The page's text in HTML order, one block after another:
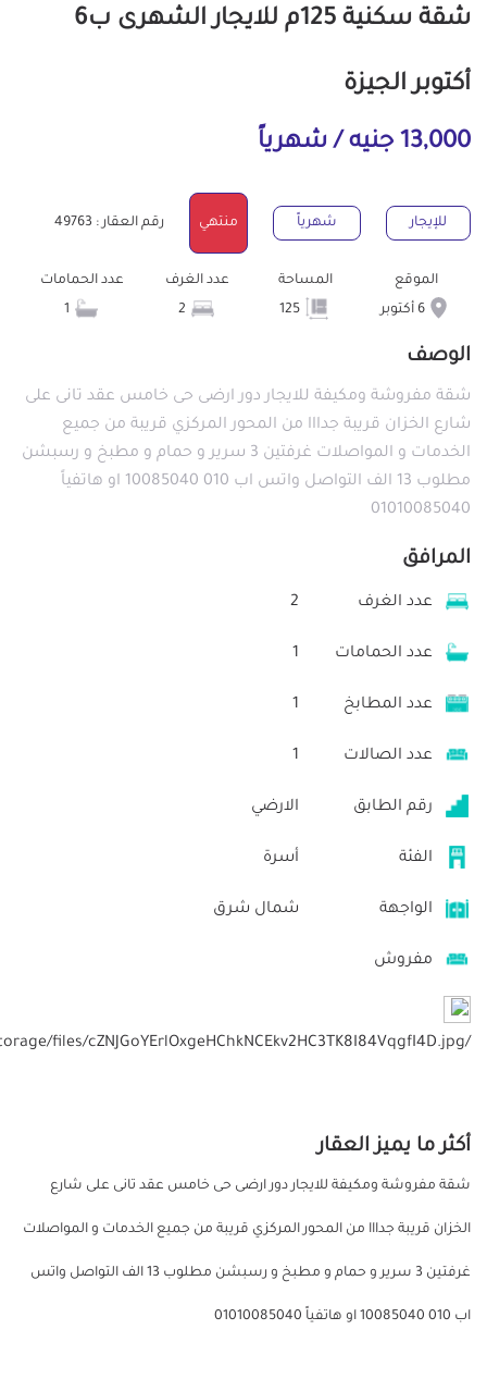
شقة سكنية 125م للايجار الشهرى ب6
أكتوبر الجيزة
13,000 جنيه / شهرياً
للإيجار شهرياً منتهي رقم العقار : 49763
الموقع
6 أكتوبر
المساحة
عدد الغرف
عدد الحمامات
الوصف
شقة مفروشة ومكيفة للايجار دور ارضى حى خامس عقد تانى على
شارع الخزان قريبة جدااا من المحور المركزي قريبة من جميع
الخدمات و المواصلات غرفتين 3 سرير و حمام و مطبخ و رسبشن
مطلوب 13 الف التواصل واتس اب 010 10085040 او هاتفياً
01010085040
المرافق
عدد الغرف 2
عدد الحمامات 1
عدد المطابخ 1
عدد الصالات 1
رقم الطابق الارضي
الفئة أسرة
الواجهة شمال شرق
مفروش
/storage/files/cZNJGoYErlOxgeHChkNCEkv2HC3TK8I84VqgfI4D.jpg
أكثر ما يميز العقار
شقة مفروشة ومكيفة للايجار دور ارضى حى خامس عقد تانى على شارع
الخزان قريبة جدااا من المحور المركزي قريبة من جميع الخدمات و المواصلات
غرفتين 3 سرير و حمام و مطبخ و رسبشن مطلوب 13 الف التواصل واتس
اب 010 10085040 او هاتفياً 01010085040